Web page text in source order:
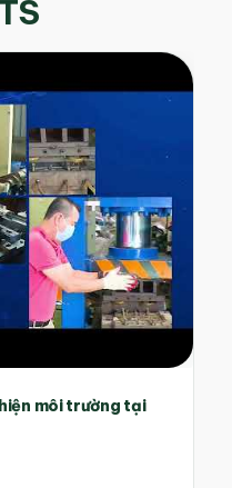
môi trường tại